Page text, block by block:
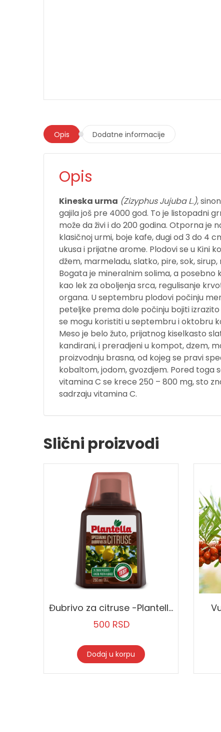
Opis Dodatne informacije
Opis
Kineska urma (Zizyphus Jujuba L.),
gajila još pre 4000 god. To je listopadni
može da živi i do 200 godina. Otporna je
klasičnoj urmi, boje kafe, dugi od 3 do 4
ukusa i prijatne arome. Plodovi se u Kini
džem, marmeladu, slatko, pire, sok,
Bogata je mineralnim solima, a posebno
kao lek za oboljenja srca, regulisanje
organa. U septembru plodovi počinju
peteljke prema dole počinju bojiti
se mogu koristiti u septembru i oktobru
Meso je belo žuto, prijatnog kiselkasto
kandirani, i preradjeni u kompot, dzem,
proizvodnju brasna, od kojeg se pravi
kobaltom, jodom, gvozdjem. Pored toga
vitamina C se krece 250 – 800 mg, sto
sadrzaju vitamina C.
Slični proizvodi
Đubrivo za citruse -Plantella 250 ml
500 RSD
Dodaj u korpu